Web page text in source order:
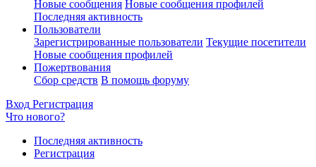
Новые сообщения Новые сообщения профилей
Последняя активность
Пользователи
Зарегистрированные пользователи Текущие посетители
Новые сообщения профилей
Пожертвования
Сбор средств В помощь форуму
Вход Регистрация
Что нового?
Последняя активность
Регистрация